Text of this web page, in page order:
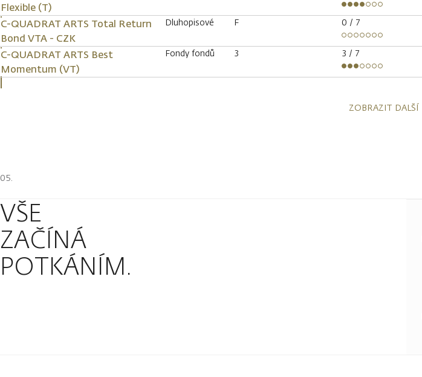
Flexible (T)
C-QUADRAT ARTS Total Return
Bond VTA - CZK
Dluhopisové F 0 / 7
C-QUADRAT ARTS Best
Momentum (VT)
Fondy fondů 3 3 / 7
ZOBRAZIT DALŠÍ
VŠE
ZAČÍNÁ
POTKÁNÍM.